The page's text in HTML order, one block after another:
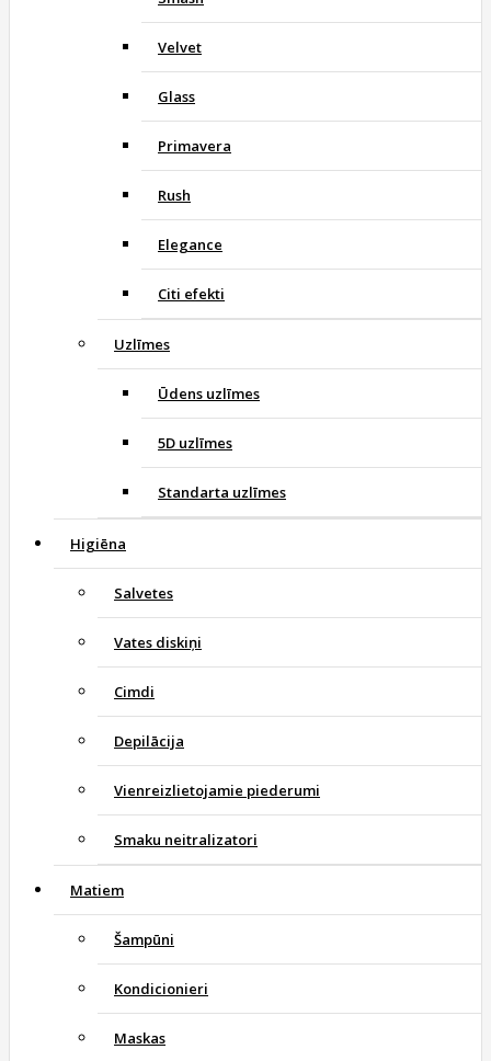
Velvet
Glass
Primavera
Rush
Elegance
Citi efekti
Uzlīmes
Ūdens uzlīmes
5D uzlīmes
Standarta uzlīmes
Higiēna
Salvetes
Vates diskiņi
Cimdi
Depilācija
Vienreizlietojamie piederumi
Smaku neitralizatori
Matiem
Šampūni
Kondicionieri
Maskas